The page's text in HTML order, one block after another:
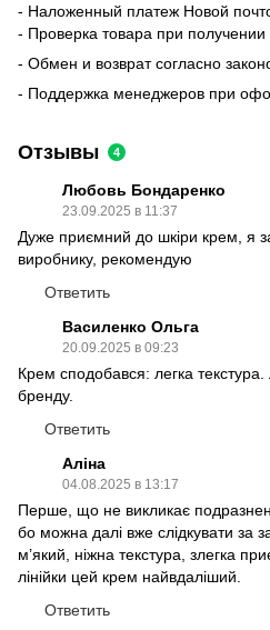
- Наложенный платеж Новой
- Проверка товара при получении
- Обмен и возврат согласно
- Поддержка менеджеров при
Отзывы 4
Любовь Бондаренко
23.09.2025 в 11:37
Дуже приємний до шкіри крем, я
виробнику, рекомендую
Ответить
Василенко Ольга
20.09.2025 в 09:23
Крем сподобався: легка
бренду.
Ответить
Аліна
04.08.2025 в 13:17
Перше, що не викликає
бо можна далі вже слідкувати за
м’який, ніжна текстура, злегка
лінійки цей крем найвдаліший.
Ответить